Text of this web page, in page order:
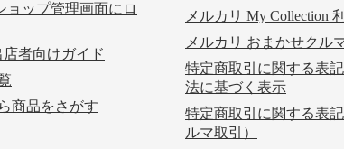
ョップ管理画面にロ
店者向けガイド
商品をさがす
メルカリ My Collection
メルカリ おまかせクル
特定商取引に関する表
法に基づく表示
特定商取引に関する表
ルマ取引）